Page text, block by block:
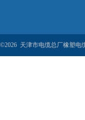
©2026 天津市电缆总厂橡塑电